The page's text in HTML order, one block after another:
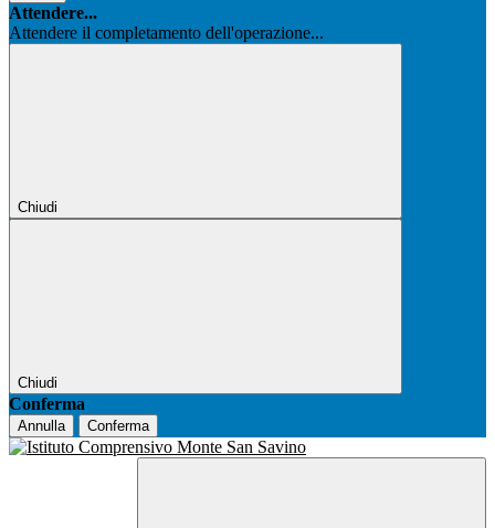
Attendere...
Attendere il completamento dell'operazione...
Chiudi
Chiudi
Conferma
Annulla Conferma